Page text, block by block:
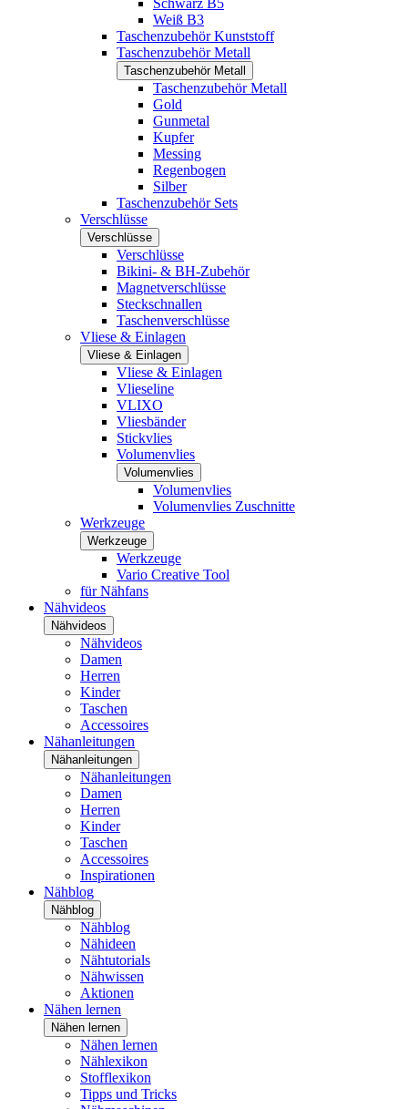
Schwarz B5
Weiß B3
Taschenzubehör Kunststoff
Taschenzubehör Metall
Taschenzubehör Metall
Taschenzubehör Metall
Gold
Gunmetal
Kupfer
Messing
Regenbogen
Silber
Taschenzubehör Sets
Verschlüsse
Verschlüsse
Verschlüsse
Bikini- & BH-Zubehör
Magnetverschlüsse
Steckschnallen
Taschenverschlüsse
Vliese & Einlagen
Vliese & Einlagen
Vliese & Einlagen
Vlieseline
VLIXO
Vliesbänder
Stickvlies
Volumenvlies
Volumenvlies
Volumenvlies
Volumenvlies Zuschnitte
Werkzeuge
Werkzeuge
Werkzeuge
Vario Creative Tool
für Nähfans
Nähvideos
Nähvideos
Nähvideos
Damen
Herren
Kinder
Taschen
Accessoires
Nähanleitungen
Nähanleitungen
Nähanleitungen
Damen
Herren
Kinder
Taschen
Accessoires
Inspirationen
Nähblog
Nähblog
Nähblog
Nähideen
Nähtutorials
Nähwissen
Aktionen
Nähen lernen
Nähen lernen
Nähen lernen
Nählexikon
Stofflexikon
Tipps und Tricks